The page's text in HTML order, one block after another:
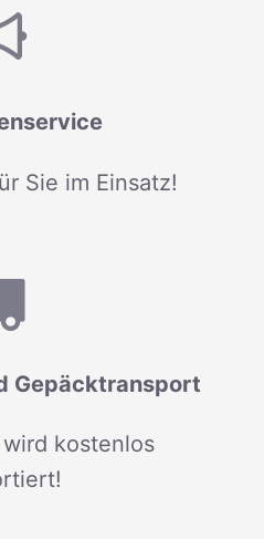
Sie im Einsatz!
Gepäcktransport
kostenlos